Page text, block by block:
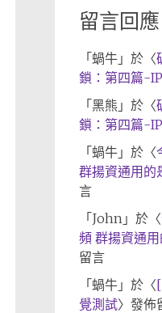
留言回應
「 蝸牛」於〈
鎖：第四篇-
「 黑熊 」於〈
鎖：第四篇-
「 蝸牛」於〈
群揚資通用的
言
「 John」於〈
頻 群揚資通
留言
「 蝸牛」於〈
覺測試〉發佈